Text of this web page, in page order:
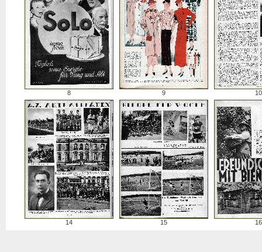
8 9 10
14 15 16